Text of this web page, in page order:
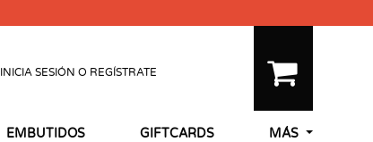
INICIA SESIÓN O REGÍSTRATE
EMBUTIDOS GIFTCARDS MÁS